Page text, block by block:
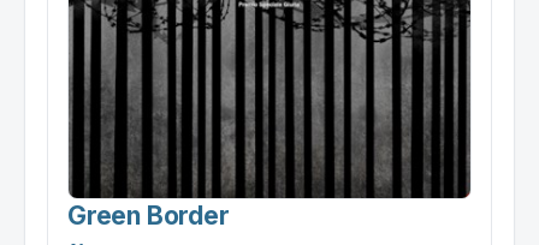
Green Border